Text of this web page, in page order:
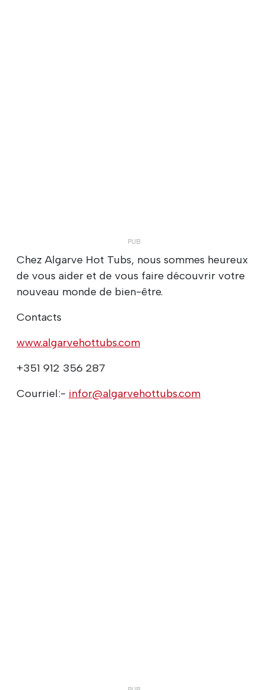
Chez Algarve Hot Tubs, nous sommes heureux
de vous aider et de vous faire découvrir votre
nouveau monde de bien-être.
Contacts
www.algarvehottubs.com
+351 912 356 287
Courriel:- infor@algarvehottubs.com